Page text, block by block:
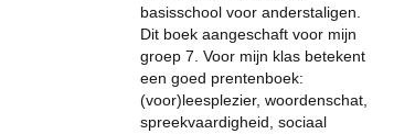
basisschool voor anderstaligen.
Dit boek aangeschaft voor mijn
groep 7. Voor mijn klas betekent
een goed prentenboek:
(voor)leesplezier, woordenschat,
spreekvaardigheid, sociaal